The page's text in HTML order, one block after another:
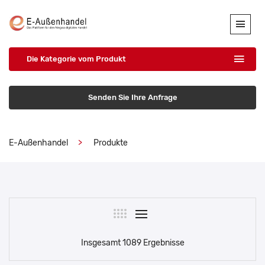
Die Kategorie vom Produkt
Senden Sie Ihre Anfrage
E-Außenhandel Produkte
Insgesamt 1089 Ergebnisse